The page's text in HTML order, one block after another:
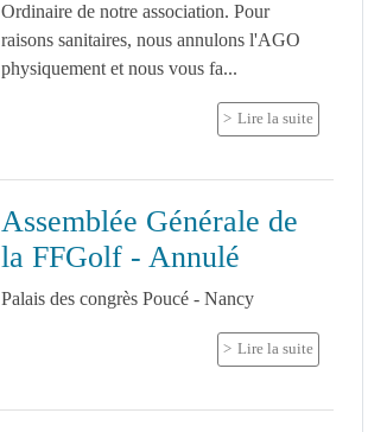
Ordinaire de notre association. Pour
raisons sanitaires, nous annulons l'AGO
physiquement et nous vous fa...
Lire la suite
Assemblée Générale de
la FFGolf - Annulé
Palais des congrès Poucé - Nancy
Lire la suite